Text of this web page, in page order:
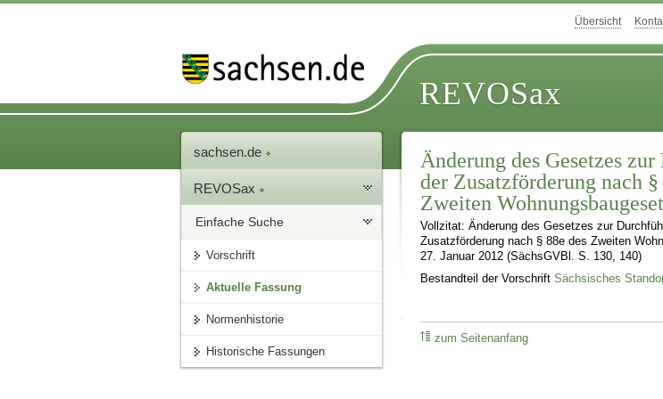
Übersicht
REVOSax
sachsen.de
REVOSax
Einfache Suche
Vorschrift
Aktuelle Fassung
Normenhistorie
Historische Fassungen
Änderung des Gesetzes
der Zusatzförderung nach §
Zweiten
Vollzitat: Änderung des Gesetzes zur
Zusatzförderung nach § 88e des Zweiten
27. Januar 2012 (SächsGVBl. S. 130, 140)
Bestandteil der VorschriftSächsisches
zum Seitenanfang